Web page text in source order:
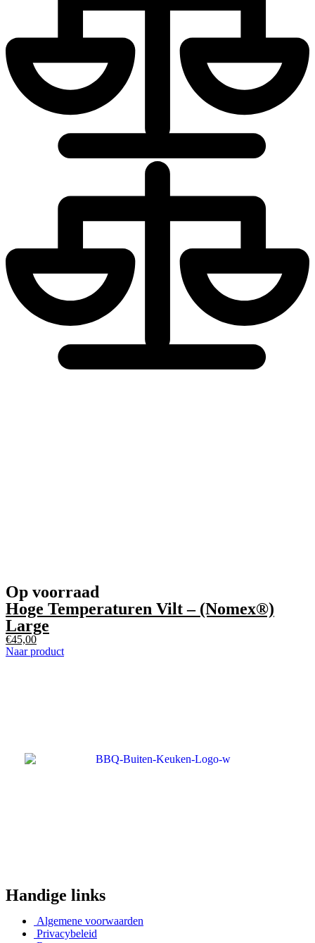
Op voorraad
Hoge Temperaturen Vilt – (Nomex®)
Large
€45,00
Naar product
Handige links
Algemene voorwaarden
Privacybeleid